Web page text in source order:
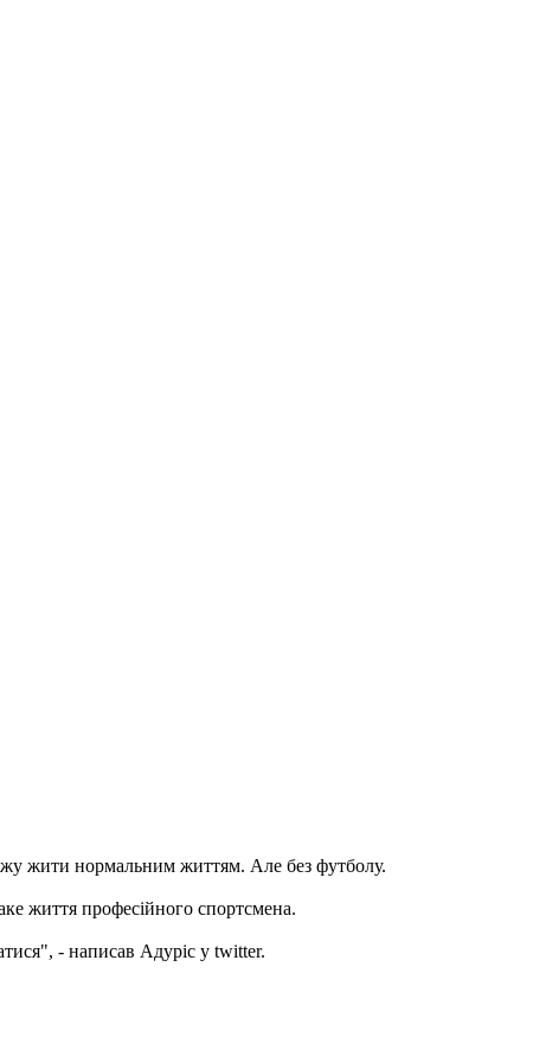
жити нормальним життям. Але без футболу.
життя професійного спортсмена.
- написав Адуріс у twitter.